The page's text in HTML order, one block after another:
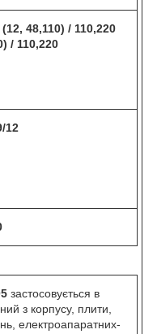
(12, 48,110) / 110,220
/ 110,220
12
застосовується в
з корпусу, плити,
електроапаратних-